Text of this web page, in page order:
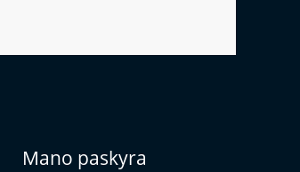
Mano paskyra